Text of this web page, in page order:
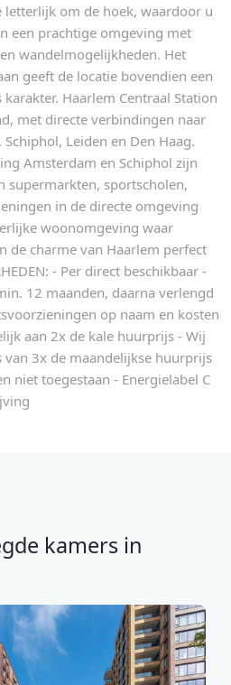
letterlijk om de hoek, waardoor u
een prachtige omgeving met
wandelmogelijkheden. Het
geeft de locatie bovendien een
Haarlem Centraal Station
met directe verbindingen naar
Leiden en Den Haag.
Amsterdam en Schiphol zijn
supermarkten, sportscholen,
in de directe omgeving
woonomgeving waar
de charme van Haarlem perfect
- Per direct beschikbaar -
12 maanden, daarna verlengd
op naam en kosten
aan 2x de kale huurprijs - Wij
van 3x de maandelijkse huurprijs
niet toegestaan - Energielabel C
kamers in